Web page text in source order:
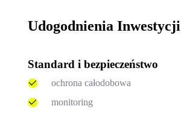
Udogodnienia Inwestycji
Standard i bezpieczeństwo
ochrona całodobowa
monitoring